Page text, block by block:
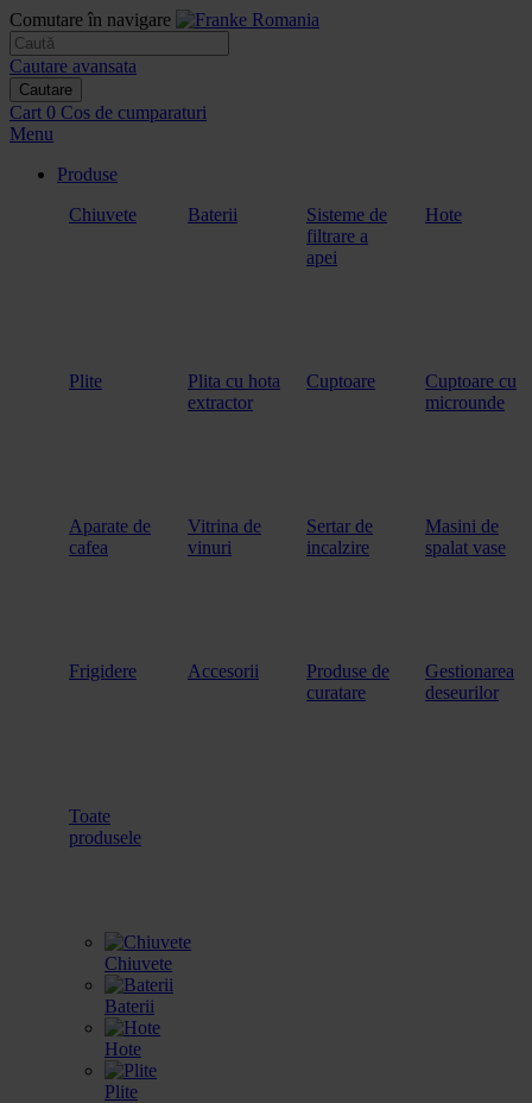
Comutare în navigare
Cautare avansata
Cautare
Cart 0 Cos de cumparaturi
Menu
Produse
Chiuvete
Baterii
Sisteme de
filtrare a
apei
Hote
Plite
Plita cu hota
extractor
Cuptoare
Cuptoare cu
microunde
Aparate de
cafea
Vitrina de
vinuri
Sertar de
incalzire
Masini de
spalat vase
Frigidere Accesorii
Produse de
curatare
Gestionarea
deseurilor
Toate
produsele
Chiuvete
Baterii
Hote
Plite